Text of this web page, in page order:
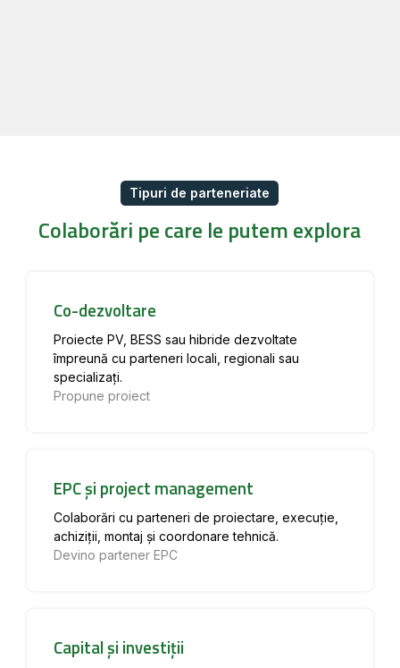
Tipuri de parteneriate
Colaborări pe care le putem explora
Co-dezvoltare
Proiecte PV, BESS sau hibride dezvoltate
împreună cu parteneri locali, regionali sau
specializați.
Propune proiect
EPC și project management
Colaborări cu parteneri de proiectare, execuție,
achiziții, montaj și coordonare tehnică.
Devino partener EPC
Capital și investiții